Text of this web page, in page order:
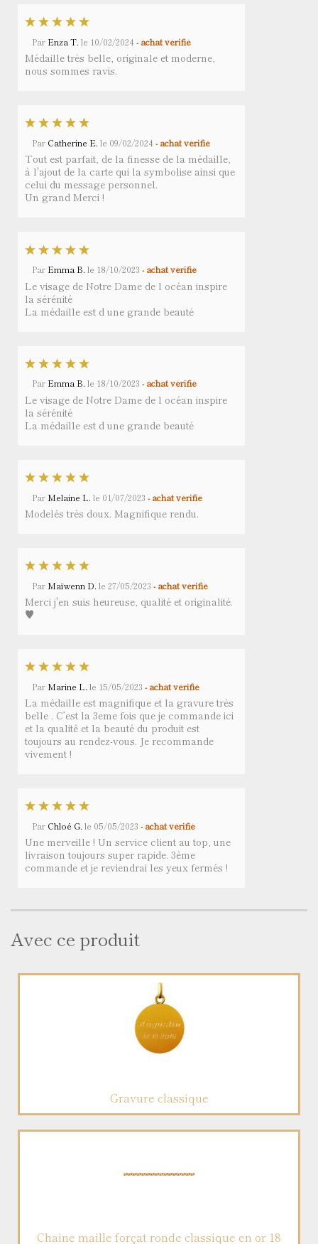
Par Enza T. le 10/02/2024 - achat vérifié
Médaille très belle, originale et moderne,
nous sommes ravis.
Par Catherine E. le 09/02/2024 - achat vérifié
Tout est parfait, de la finesse de la médaille,
à l'ajout de la carte qui la symbolise ainsi que
celui du message personnel.
Un grand Merci !
Par Emma B. le 18/10/2023 - achat vérifié
Le visage de Notre Dame de l océan inspire
la sérénité
La médaille est d une grande beauté
Par Emma B. le 18/10/2023 - achat vérifié
Le visage de Notre Dame de l océan inspire
la sérénité
La médaille est d une grande beauté
Par Melaine L. le 01/07/2023 - achat vérifié
Modelés très doux. Magnifique rendu.
Par Maïwenn D. le 27/05/2023 - achat vérifié
Merci j'en suis heureuse, qualité et originalité.
♥️
Par Marine L. le 15/05/2023 - achat vérifié
La médaille est magnifique et la gravure très
belle . C’est la 3eme fois que je commande ici
et la qualité et la beauté du produit est
toujours au rendez-vous. Je recommande
vivement !
Par Chloé G. le 05/05/2023 - achat vérifié
Une merveille ! Un service client au top, une
livraison toujours super rapide. 3ème
commande et je reviendrai les yeux fermés !
Avec ce produit
Gravure classique
Chaine maille forçat ronde classique en or 18